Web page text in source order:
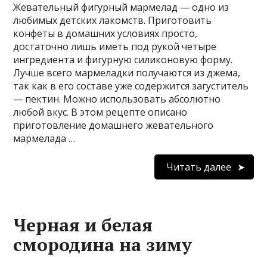
Жевательный фигурный мармелад — одно из
любимых детских лакомств. Приготовить
конфеты в домашних условиях просто,
достаточно лишь иметь под рукой четыре
ингредиента и фигурную силиконовую форму.
Лучше всего мармеладки получаются из джема,
так как в его составе уже содержится загуститель
— пектин. Можно использовать абсолютно
любой вкус. В этом рецепте описано
приготовление домашнего жевательного
мармелада …
Читать далее
Черная и белая
смородина на зиму